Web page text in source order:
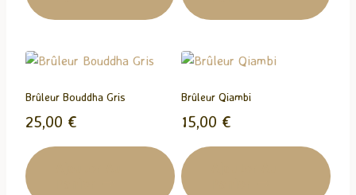
Brûleur Bouddha Gris
25,00 €
Brûleur Qiambi
15,00 €